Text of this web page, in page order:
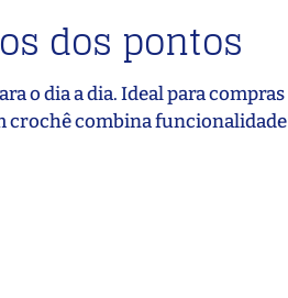
dos pontos
o dia a dia. Ideal para compras
crochê combina funcionalidade